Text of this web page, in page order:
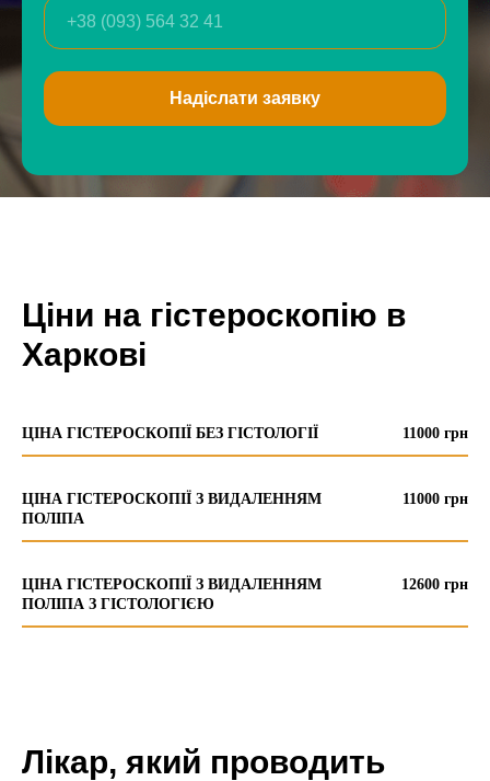
Надіслати заявку
Ціни на гістероскопію в
Харкові
ЦІНА ГІСТЕРОСКОПІЇ БЕЗ ГІСТОЛОГІЇ 11000 грн
ЦІНА ГІСТЕРОСКОПІЇ З ВИДАЛЕННЯМ
ПОЛІПА
11000 грн
ЦІНА ГІСТЕРОСКОПІЇ З ВИДАЛЕННЯМ
ПОЛІПА З ГІСТОЛОГІЄЮ
12600 грн
Лікар, який проводить